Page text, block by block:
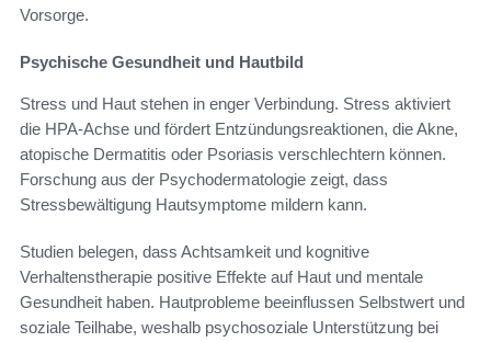
Vorsorge.
Psychische Gesundheit und Hautbild
Stress und Haut stehen in enger Verbindung. Stress aktiviert
die HPA-Achse und fördert Entzündungsreaktionen, die Akne,
atopische Dermatitis oder Psoriasis verschlechtern können.
Forschung aus der Psychodermatologie zeigt, dass
Stressbewältigung Hautsymptome mildern kann.
Studien belegen, dass Achtsamkeit und kognitive
Verhaltenstherapie positive Effekte auf Haut und mentale
Gesundheit haben. Hautprobleme beeinflussen Selbstwert und
soziale Teilhabe, weshalb psychosoziale Unterstützung bei